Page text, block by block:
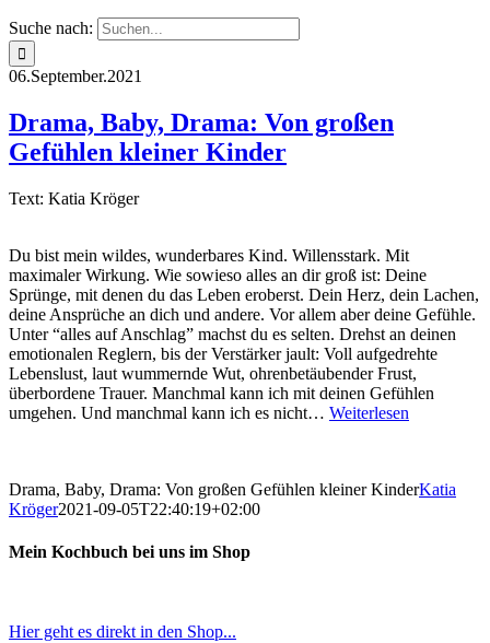
Suche nach:
06.September.2021
Drama, Baby, Drama: Von großen
Gefühlen kleiner Kinder
Text: Katia Kröger
Du bist mein wildes, wunderbares Kind. Willensstark. Mit
maximaler Wirkung. Wie sowieso alles an dir groß ist: Deine
Sprünge, mit denen du das Leben eroberst. Dein Herz, dein Lachen,
deine Ansprüche an dich und andere. Vor allem aber deine Gefühle.
Unter “alles auf Anschlag” machst du es selten. Drehst an deinen
emotionalen Reglern, bis der Verstärker jault: Voll aufgedrehte
Lebenslust, laut wummernde Wut, ohrenbetäubender Frust,
überbordene Trauer. Manchmal kann ich mit deinen Gefühlen
umgehen. Und manchmal kann ich es nicht… Weiterlesen
Drama, Baby, Drama: Von großen Gefühlen kleiner KinderKatia
Kröger2021-09-05T22:40:19+02:00
Mein Kochbuch bei uns im Shop
Hier geht es direkt in den Shop...